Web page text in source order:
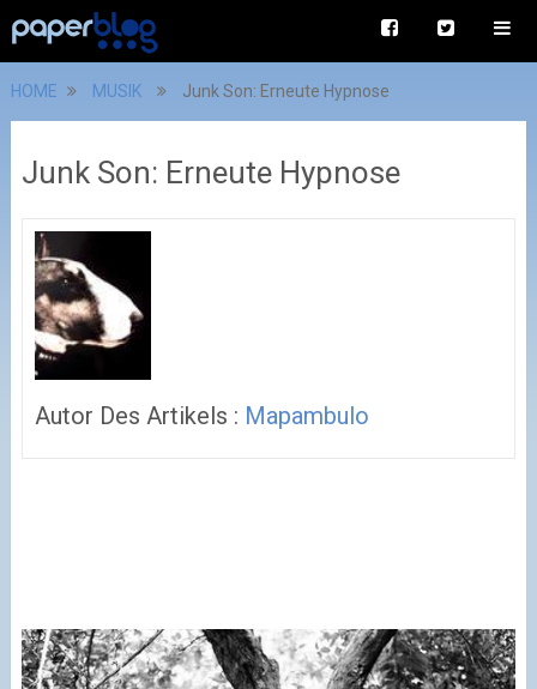
HOME MUSIK Junk Son: Erneute Hypnose
Junk Son: Erneute Hypnose
Autor Des Artikels : Mapambulo